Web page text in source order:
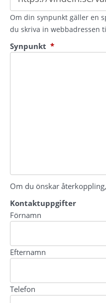
Om din synpunkt gäller en
du skriva in webbadressen
Synpunkt *(obligatorisk)
Om du önskar
Kontaktuppgifter
Kontaktuppgifter
Förnamn
Efternamn
Telefon